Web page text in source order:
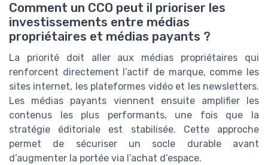
Comment un CCO peut il prioriser les
investissements entre médias
propriétaires et médias payants ?
La priorité doit aller aux médias propriétaires qui
renforcent directement l’actif de marque, comme les
sites internet, les plateformes vidéo et les newsletters.
Les médias payants viennent ensuite amplifier les
contenus les plus performants, une fois que la
stratégie éditoriale est stabilisée. Cette approche
permet de sécuriser un socle durable avant
d’augmenter la portée via l’achat d’espace.